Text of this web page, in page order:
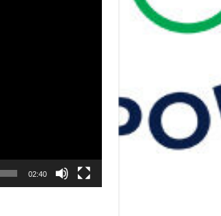
02:40